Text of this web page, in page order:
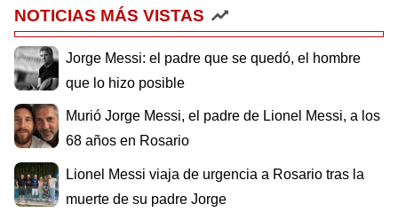
NOTICIAS MÁS VISTAS
Jorge Messi: el padre que se quedó, el hombre
que lo hizo posible
Murió Jorge Messi, el padre de Lionel Messi, a los
68 años en Rosario
Lionel Messi viaja de urgencia a Rosario tras la
muerte de su padre Jorge